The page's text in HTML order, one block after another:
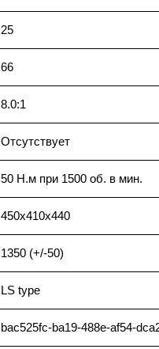
25
66
8.0:1
Отсутствует
50 Н.м при 1500 об. в мин.
450х410х440
1350 (+/-50)
LS type
bac525fc-ba19-488e-af54-